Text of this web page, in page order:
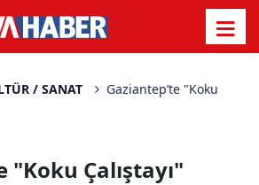
/ SANAT
Gaziantep’te "Koku
"Koku Çalıştayı"